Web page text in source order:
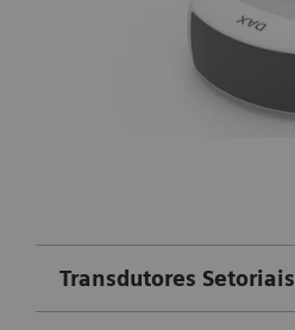
Transdutores Setoriais